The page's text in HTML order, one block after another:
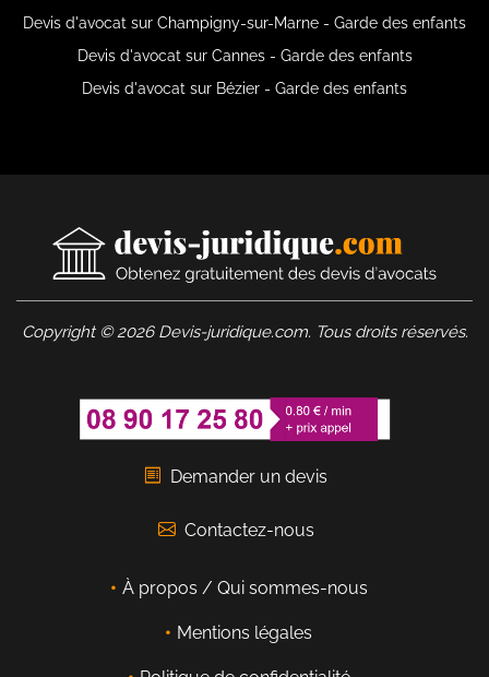
Devis d'avocat sur Champigny-sur-Marne - Garde des enfants
Devis d'avocat sur Cannes - Garde des enfants
Devis d'avocat sur Bézier - Garde des enfants
Copyright © 2026 Devis-juridique.com. Tous droits réservés.
Demander un devis
Contactez-nous
À propos / Qui sommes-nous
Mentions légales